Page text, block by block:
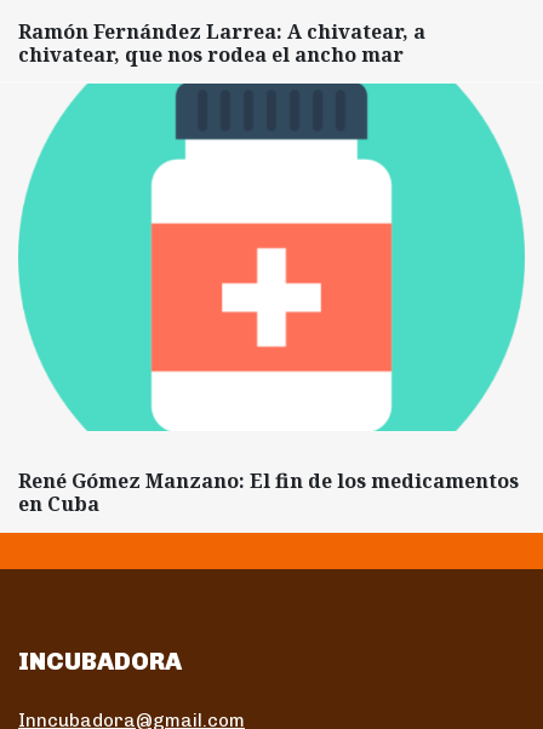
Ramón Fernández Larrea: A chivatear, a
chivatear, que nos rodea el ancho mar
René Gómez Manzano: El fin de los medicamentos
en Cuba
INCUBADORA
Inncubadora@gmail.com